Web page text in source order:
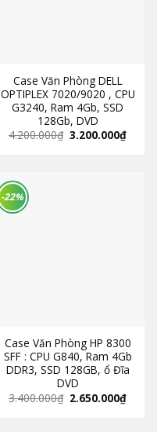
Case Văn Phòng DELL
OPTIPLEX 7020/9020 , CPU
G3240, Ram 4Gb, SSD
128Gb, DVD
4.200.000₫ 3.200.000₫
-22%
Case Văn Phòng HP 8300
SFF : CPU G840, Ram 4Gb
DDR3, SSD 128GB, ổ Đĩa
DVD
3.400.000₫ 2.650.000₫